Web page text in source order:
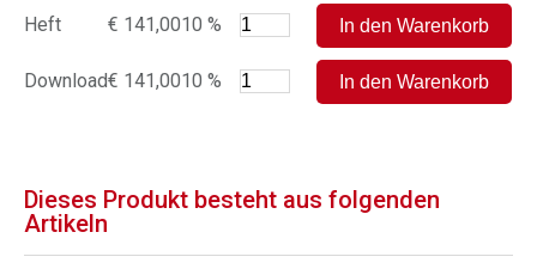
Heft € 141,0010 %
Download€ 141,0010 %
Dieses Produkt besteht aus folgenden
Artikeln